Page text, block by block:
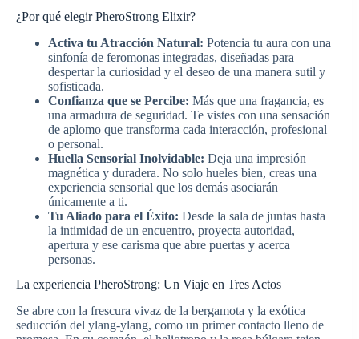
¿Por qué elegir PheroStrong Elixir?
Activa tu Atracción Natural: Potencia tu aura con una
sinfonía de feromonas integradas, diseñadas para
despertar la curiosidad y el deseo de una manera sutil y
sofisticada.
Confianza que se Percibe: Más que una fragancia, es
una armadura de seguridad. Te vistes con una sensación
de aplomo que transforma cada interacción, profesional
o personal.
Huella Sensorial Inolvidable: Deja una impresión
magnética y duradera. No solo hueles bien, creas una
experiencia sensorial que los demás asociarán
únicamente a ti.
Tu Aliado para el Éxito: Desde la sala de juntas hasta
la intimidad de un encuentro, proyecta autoridad,
apertura y ese carisma que abre puertas y acerca
personas.
La experiencia PheroStrong: Un Viaje en Tres Actos
Se abre con la frescura vivaz de la bergamota y la exótica
seducción del ylang-ylang, como un primer contacto lleno de